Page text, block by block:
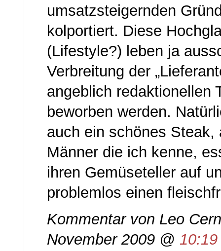
umsatzsteigernden
kolportiert. Diese
(Lifestyle?) leben ja
Verbreitung der
angeblich redaktionellen
beworben werden.
auch ein schönes Steak,
Männer die ich kenne,
ihren Gemüseteller auf
problemlos einen
Kommentar von Leo
November 2009 @